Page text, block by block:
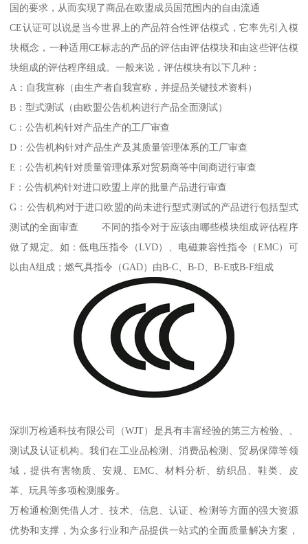
国的要求，从而实现了商品在欧盟成员国范围内的自由流通
CE认证可以说是当今世界上的产品符合性评估模式，它率先引入模
块概念，一种适用CE标志的产品的评估由评估模块和由这些评估模
块组成的评估程序组成。一般来说，评估模块有以下几种：
A：自我宣称（由生产者自我宣称，并提品关键技术资料）
B：型式测试（由欧盟公告机构进行产品全面测试）
C：公告机构针对产品生产的工厂审查
D：公告机构针对产品生产及其质量管理体系的工厂审查
E：公告机构针对质量管理体系对贸易商等中间商进行审查
F：公告机构针对进口欧盟上岸的批量产品进行审查
G：公告机构对于进口欧盟的尚未进行型式测试的产品进行包括型式
测试的全面审查 不同的指令对于应该由哪些模块组成评估程序
做了规定。如：低电压指令（LVD）、电磁兼容性指令（EMC）可
以由A组成；燃气具指令（GAD）由B-C、B-D、B-E或B-F组成
深圳万检通科技有限公司（WJT）是具有丰富经验的第三方检验、、
测试及认证机构。我们在工业品检测、消费品检测、贸易保障等领
域，提供有害物质、安规、EMC、材料分析、纺织品、鞋类、皮
革、玩具等多项检测服务。
万检通检测凭借人才、技术、信息、认证、检测等方面的强大资源
优势和支撑，为众多行业和产品提供一站式的全面质量解决方案，